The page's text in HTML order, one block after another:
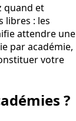
quand et
libres : les
attendre une
par académie,
votre
?